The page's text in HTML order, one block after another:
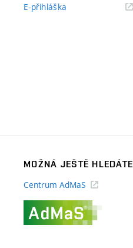
E-přihláška
MOŽNÁ JEŠTĚ HLEDÁTE
Centrum AdMaS